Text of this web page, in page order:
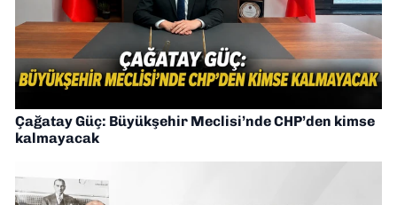
Çağatay Güç: Büyükşehir Meclisi’nde CHP’den kimse
kalmayacak